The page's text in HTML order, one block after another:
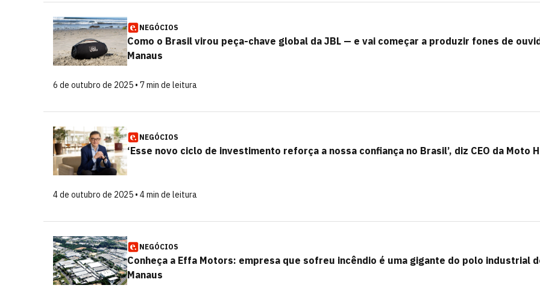
NEGÓCIOS
Como o Brasil virou peça-chave global da JBL — e vai começar a produzir fones de
Manaus
6 de outubro de 2025 • 7 min de leitura
NEGÓCIOS
‘Esse novo ciclo de investimento reforça a nossa confiança no Brasil’, diz CEO da Moto
4 de outubro de 2025 • 4 min de leitura
NEGÓCIOS
Conheça a Effa Motors: empresa que sofreu incêndio é uma gigante do polo industrial
Manaus